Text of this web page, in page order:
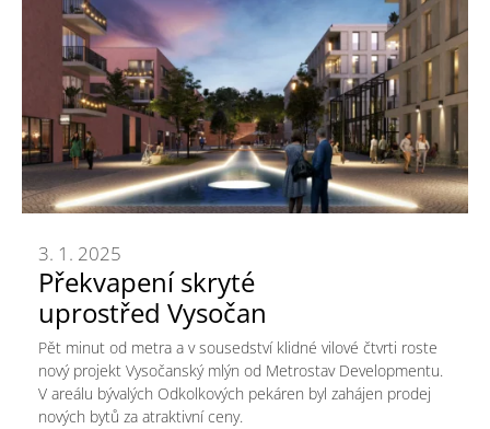
Překvapení skryté
uprostřed Vysočan
3. 1. 2025
Pět minut od metra a v sousedství klidné vilové čtvrti roste
nový projekt Vysočanský mlýn od Metrostav Developmentu.
V areálu bývalých Odkolkových pekáren byl zahájen prodej
nových bytů za atraktivní ceny.